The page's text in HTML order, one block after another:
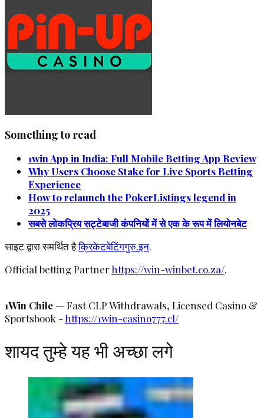
Something to read
1win App in India: Full Mobile Betting App Review
Why Users Choose Stake for Live Sports Betting
Experience
How to relaunch the PokerListings legend in
2025
सबसे लोकप्रिय सट्टेबाजी कंपनियों में से एक के रूप में लियोनबेट
साइट द्वारा समर्थित हैक्रिकेटबेटिंगगुरु.इन.
Official betting Partnerhttps://win-winbet.co.za/.
1Win Chile — Fast CLP Withdrawals, Licensed Casino &
Sportsbook -https://1win-casino777.cl/
शायद तुम्हे यह भी अच्छा लगे